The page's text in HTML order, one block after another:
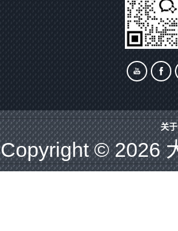
关
Copyright © 2026